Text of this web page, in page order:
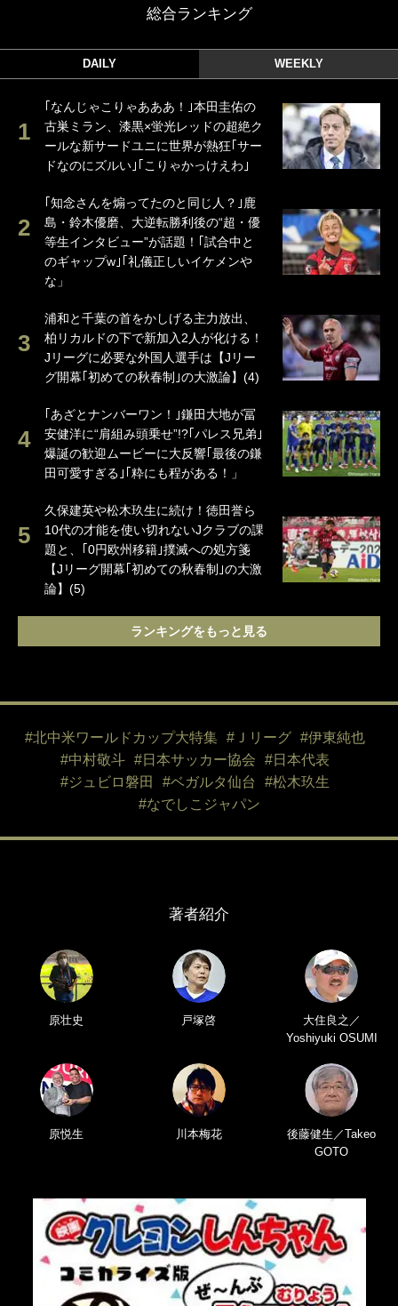
総合ランキング
DAILY WEEKLY
｢なんじゃこりゃあああ！｣本田圭佑の
古巣ミラン、漆黒×蛍光レッドの超絶ク
ールな新サードユニに世界が熱狂｢サー
ドなのにズルい｣｢こりゃかっけえわ｣
｢知念さんを煽ってたのと同じ人？｣鹿
島・鈴木優磨、大逆転勝利後の“超・優
等生インタビュー”が話題！｢試合中と
のギャップw｣｢礼儀正しいイケメンや
な」
浦和と千葉の首をかしげる主力放出、
柏リカルドの下で新加入2人が化ける！
Jリーグに必要な外国人選手は【Jリー
グ開幕｢初めての秋春制｣の大激論】(4)
｢あざとナンバーワン！｣鎌田大地が冨
安健洋に“肩組み頭乗せ”!?｢パレス兄弟｣
爆誕の歓迎ムービーに大反響｢最後の鎌
田可愛すぎる｣｢粋にも程がある！」
久保建英や松木玖生に続け！徳田誉ら
10代の才能を使い切れないJクラブの課
題と、｢0円欧州移籍｣撲滅への処方箋
【Jリーグ開幕｢初めての秋春制｣の大激
論】(5)
ランキングをもっと見る
#北中米ワールドカップ大特集 #Ｊリーグ
#伊東純也
#中村敬斗
#日本サッカー協会
#日本代表
#ジュビロ磐田
#ベガルタ仙台
#松木玖生
#なでしこジャパン
著者紹介
原壮史 戸塚啓
大住良之／
Yoshiyuki OSUMI
原悦生 川本梅花
後藤健生／Takeo
GOTO